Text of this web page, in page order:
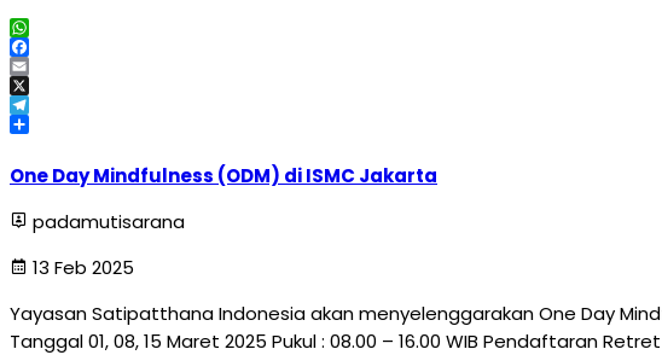
WhatsApp
Facebook
Email
X
Telegram
One Day Mindfulness (ODM) di ISMC Jakarta
padamutisarana
13 Feb 2025
Yayasan Satipatthana Indonesia akan menyelenggarakan One Day
Tanggal 01, 08, 15 Maret 2025 Pukul : 08.00 – 16.00 WIB Pendaftaran